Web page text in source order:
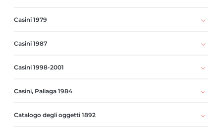
Casini 1979
Casini 1987
Casini 1998-2001
Casini, Paliaga 1984
Catalogo degli oggetti 1892